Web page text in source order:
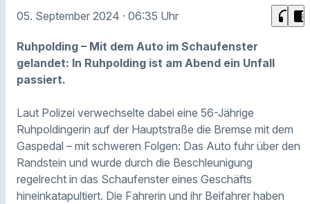
05. September 2024 · 06:35 Uhr headphones chrome_reader_mode
Ruhpolding – Mit dem Auto im Schaufenster
gelandet: In Ruhpolding ist am Abend ein Unfall
passiert.
Laut Polizei verwechselte dabei eine 56-Jährige
Ruhpoldingerin auf der Hauptstraße die Bremse mit dem
Gaspedal – mit schweren Folgen: Das Auto fuhr über den
Randstein und wurde durch die Beschleunigung
regelrecht in das Schaufenster eines Geschäfts
hineinkatapultiert. Die Fahrerin und ihr Beifahrer haben